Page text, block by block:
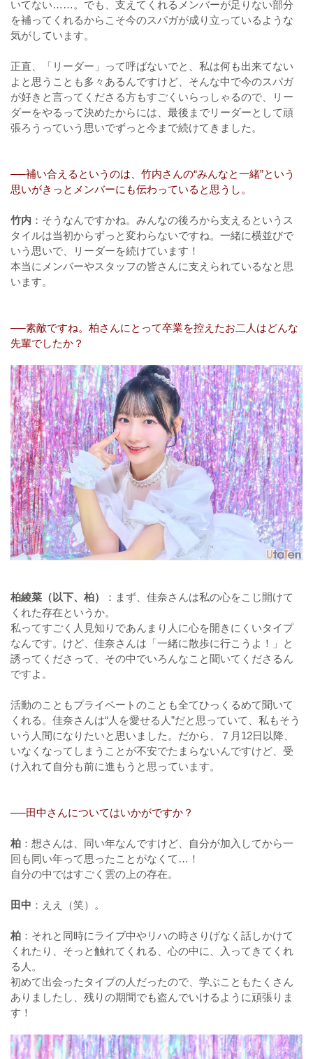
いてない……。でも、支えてくれるメンバーが足りない部分
を補ってくれるからこそ今のスパガが成り立っているような
気がしています。
正直、「リーダー」って呼ばないでと、私は何も出来てない
よと思うことも多々あるんですけど、そんな中で今のスパガ
が好きと言ってくださる方もすごくいらっしゃるので、リー
ダーをやるって決めたからには、最後までリーダーとして頑
張ろうっていう思いでずっと今まで続けてきました。
──補い合えるというのは、竹内さんの“みんなと一緒”という
思いがきっとメンバーにも伝わっていると思うし。
竹内 ：そうなんですかね。みんなの後ろから支えるというス
タイルは当初からずっと変わらないですね。一緒に横並びで
いう思いで、リーダーを続けています！
本当にメンバーやスタッフの皆さんに支えられているなと思
います。
──素敵ですね。柏さんにとって卒業を控えたお二人はどんな
先輩でしたか？
柏綾菜（以下、柏）
：まず、佳奈さんは私の心をこじ開けて
くれた存在というか。
私ってすごく人見知りであんまり人に心を開きにくいタイプ
なんです。けど、佳奈さんは「一緒に散歩に行こうよ！」と
誘ってくださって、その中でいろんなこと聞いてくださるん
ですよ。
活動のこともプライベートのことも全てひっくるめて聞いて
くれる。佳奈さんは“人を愛せる人”だと思っていて、私もそう
いう人間になりたいと思いました。だから、７月12日以降、
いなくなってしまうことが不安でたまらないんですけど、受
け入れて自分も前に進もうと思っています。
──田中さんについてはいかがですか？
柏 ：想さんは、同い年なんですけど、自分が加入してから一
回も同い年って思ったことがなくて…！
自分の中ではすごく雲の上の存在。
田中 ：ええ（笑）。
柏 ：それと同時にライブ中やリハの時さりげなく話しかけて
くれたり、そっと触れてくれる、心の中に、入ってきてくれ
る人。
初めて出会ったタイプの人だったので、学ぶこともたくさん
ありましたし、残りの期間でも盗んでいけるように頑張りま
す！